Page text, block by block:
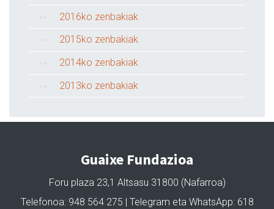
2016ko zenbakiak
2015ko zenbakiak
2014ko zenbakiak
2013ko zenbakiak
Guaixe Fundazioa
Foru plaza 23,1 Altsasu 31800 (Nafarroa)
Telefonoa: 948 564 275 | Telegram eta WhatsApp: 618